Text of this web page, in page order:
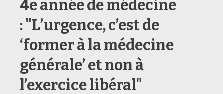
4e année de médecine
: "L’urgence, c’est de
‘former à la médecine
générale’ et non à
l’exercice libéral"